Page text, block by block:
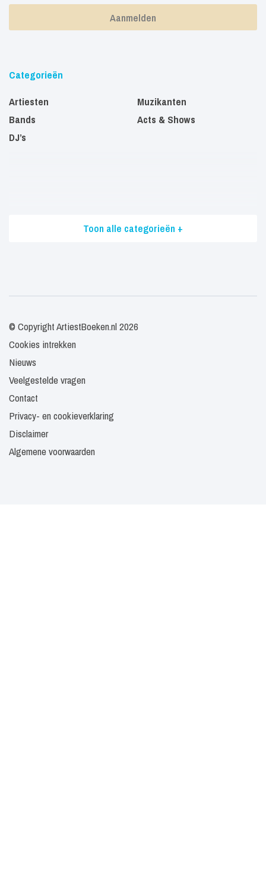
Categorieën
Artiesten
Bands
DJ’s
Muzikanten
Acts & Shows
Toon alle categorieën +
© Copyright ArtiestBoeken.nl 2026
Cookies intrekken
Nieuws
Veelgestelde vragen
Contact
Privacy- en cookieverklaring
Disclaimer
Algemene voorwaarden